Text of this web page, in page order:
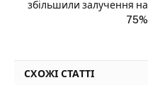
збільшили залучення на
75%
СХОЖІ СТАТТІ